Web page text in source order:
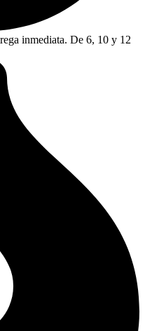
inmediata. De 6, 10 y 12